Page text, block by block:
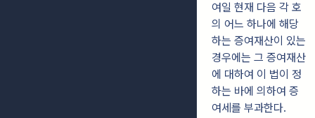
여일 현재 다음 각 호
의 어느 하나에 해당
하는 증여재산이 있는
경우에는 그 증여재산
에 대하여 이 법이 정
하는 바에 의하여 증
여세를 부과한다.